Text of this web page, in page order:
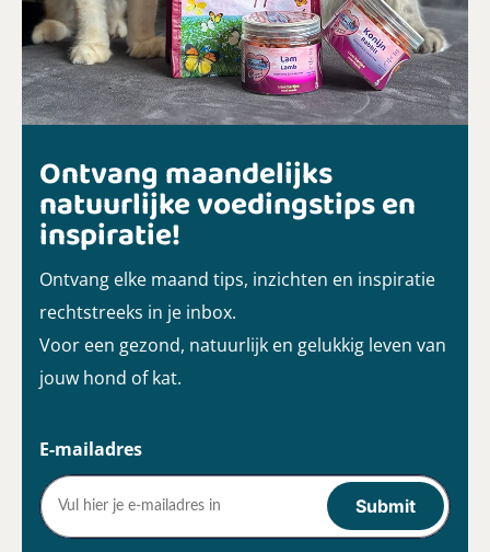
Ontvang maandelijks
natuurlijke voedingstips en
inspiratie!
Ontvang elke maand tips, inzichten en inspiratie
rechtstreeks in je inbox.
Voor een gezond, natuurlijk en gelukkig leven van
jouw hond of kat.
E-mailadres